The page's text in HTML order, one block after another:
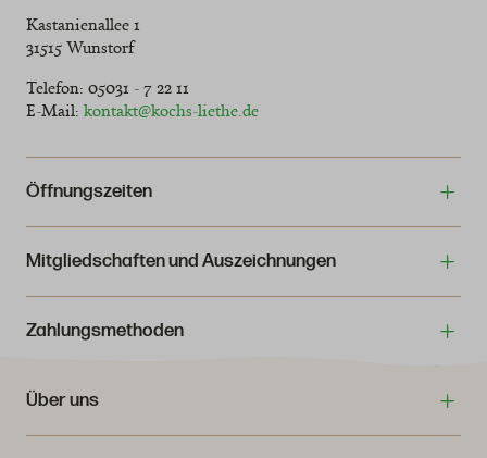
Kastanienallee 1
31515 Wunstorf
Telefon: 05031 - 7 22 11
E-Mail: kontakt@kochs-liethe.de
Öffnungszeiten
Mitgliedschaften und Auszeichnungen
Zahlungsmethoden
Über uns